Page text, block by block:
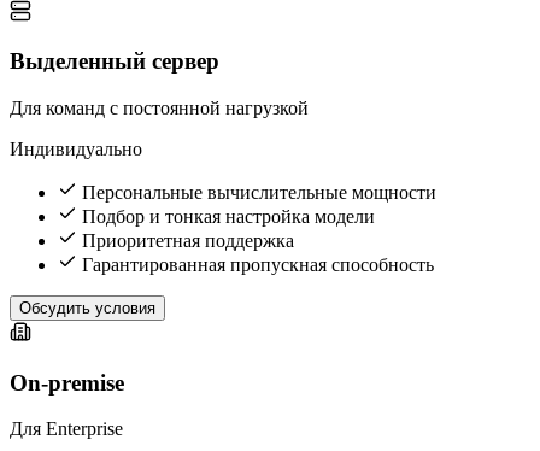
Выделенный сервер
Для команд с постоянной нагрузкой
Индивидуально
Персональные вычислительные мощности
Подбор и тонкая настройка модели
Приоритетная поддержка
Гарантированная пропускная способность
Обсудить условия
On-premise
Для Enterprise